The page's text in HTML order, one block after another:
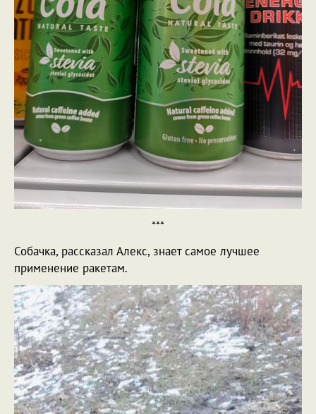
***
Собачка, рассказал Алекс, знает самое лучшее
применение ракетам.